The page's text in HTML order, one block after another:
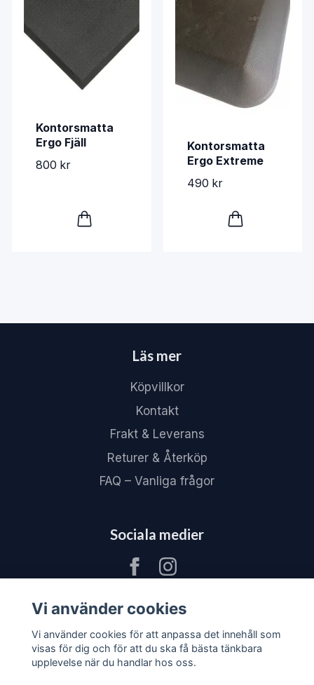
Kontorsmatta
Ergo Fjäll
800 kr
Kontorsmatta
Ergo Extreme
490 kr
Läs mer
Köpvillkor
Kontakt
Frakt & Leverans
Returer & Återköp
FAQ – Vanliga frågor
Sociala medier
Vi använder cookies
Vi använder cookies för att anpassa det innehåll som
visas för dig och för att du ska få bästa tänkbara
upplevelse när du handlar hos oss.